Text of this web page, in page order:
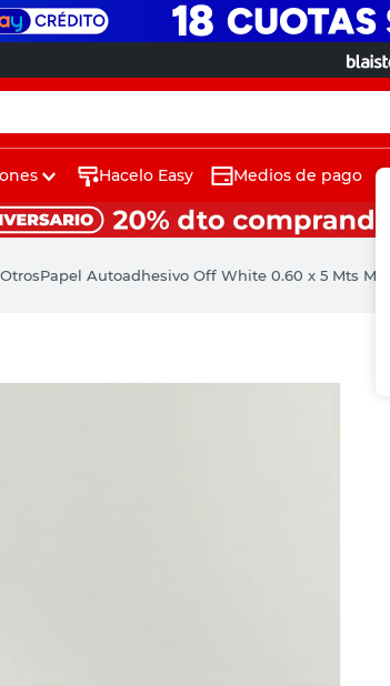
Hacelo Easy Medios de pago
Papel Autoadhesivo Off White 0.60 x 5 Mts